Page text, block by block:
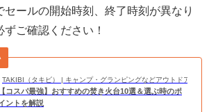
ールの開始時刻、終了時刻が異なり
ご確認ください！
TAKIBI（タキビ） | キャンプ・グランピングなどアウトドアの総
【コスパ最強】おすすめの焚き火台10選＆選ぶ時のポ
ントを解説